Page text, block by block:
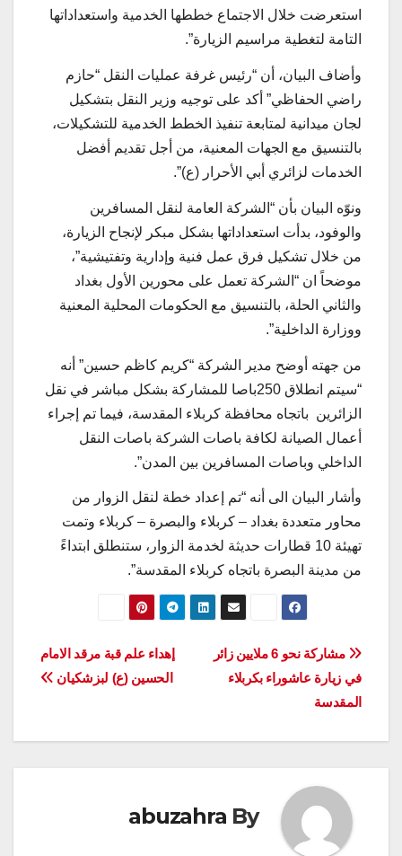
استعرضت خلال الاجتماع خططها الخدمية واستعداداتها
التامة لتغطية مراسيم الزيارة”.
وأضاف البيان، أن “رئيس غرفة عمليات النقل “حازم
راضي الحفاظي” أكد على توجيه وزير النقل بتشكيل
لجان ميدانية لمتابعة تنفيذ الخطط الخدمية للتشكيلات،
بالتنسيق مع الجهات المعنية، من أجل تقديم أفضل
الخدمات لزائري أبي الأحرار (ع)”.
ونوّه البيان بأن “الشركة العامة لنقل المسافرين
والوفود، بدأت استعداداتها بشكل مبكر لإنجاح الزيارة،
من خلال تشكيل فرق عمل فنية وإدارية وتفتيشية”،
موضحاً ان “الشركة تعمل على محورين الأول بغداد
والثاني الحلة، بالتنسيق مع الحكومات المحلية المعنية
ووزارة الداخلية”.
من جهته أوضح مدير الشركة “كريم كاظم حسين” أنه
“سيتم انطلاق 250باصا للمشاركة بشكل مباشر في نقل
الزائرين باتجاه محافظة كربلاء المقدسة، فيما تم إجراء
أعمال الصيانة لكافة باصات الشركة باصات النقل
الداخلي وباصات المسافرين بين المدن”.
وأشار البيان الى أنه “تم إعداد خطة لنقل الزوار من
محاور متعددة بغداد – كربلاء والبصرة – كربلاء وتمت
تهيئة 10 قطارات حديثة لخدمة الزوار، ستنطلق ابتداءً
من مدينة البصرة باتجاه كربلاء المقدسة”.
تصفّح
المقالات
إهداء علم قبة مرقد الامام
الحسين (ع) لبزشکیان
مشاركة نحو 6 ملايين زائر
في زيارة عاشوراء بكربلاء
المقدسة
By
abuzahra